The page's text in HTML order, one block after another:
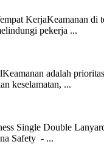
KerjaKeamanan di
pekerja ...
adalah
keselamatan, ...
Single Double
Safety - ...